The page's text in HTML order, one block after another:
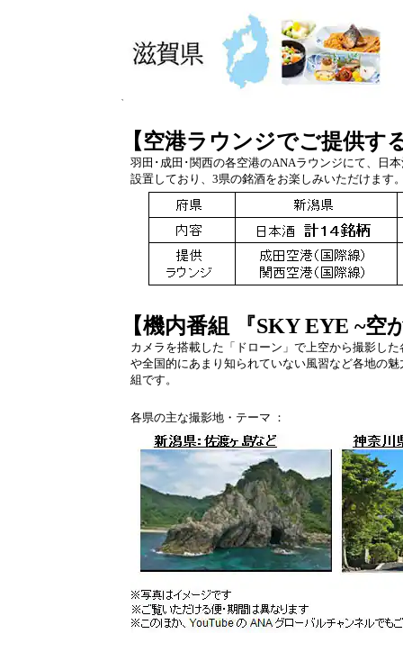
【空港ラウンジでご提供す
羽田･成田･関西の各空港のANAラウンジにて、日
設置しており、3県の銘酒をお楽しみいただけます
【機内番組 『SKY EYE ~
カメラを搭載した「ドローン」で上空から撮影し
や全国的にあまり知られていない風習など各地の
組です。
各県の主な撮影地・テーマ ：